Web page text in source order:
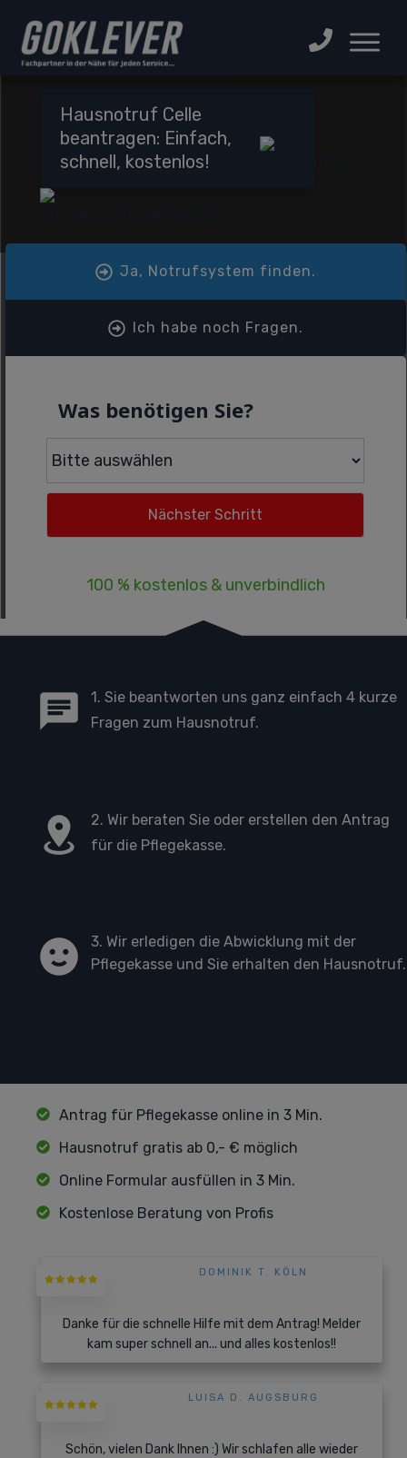
Hausnotruf Celle
beantragen: Einfach,
schnell, kostenlos!
Ja, Notrufsystem finden.
Ich habe noch Fragen.
Was benötigen Sie?
100 % kostenlos & unverbindlich
1. Sie beantworten uns ganz einfach 4 kurze
Fragen zum Hausnotruf.
2. Wir beraten Sie oder erstellen den Antrag
für die Pflegekasse.
3. Wir erledigen die Abwicklung mit der
Pflegekasse und Sie erhalten den Hausnotruf.
Antrag für Pflegekasse online in 3 Min.
Hausnotruf gratis ab 0,- € möglich
Online Formular ausfüllen in 3 Min.
Kostenlose Beratung von Profis
DOMINIK T. KÖLN
Danke für die schnelle Hilfe mit dem Antrag! Melder
kam super schnell an... und alles kostenlos!!
LUISA D. AUGSBURG
Schön, vielen Dank Ihnen :) Wir schlafen alle wieder